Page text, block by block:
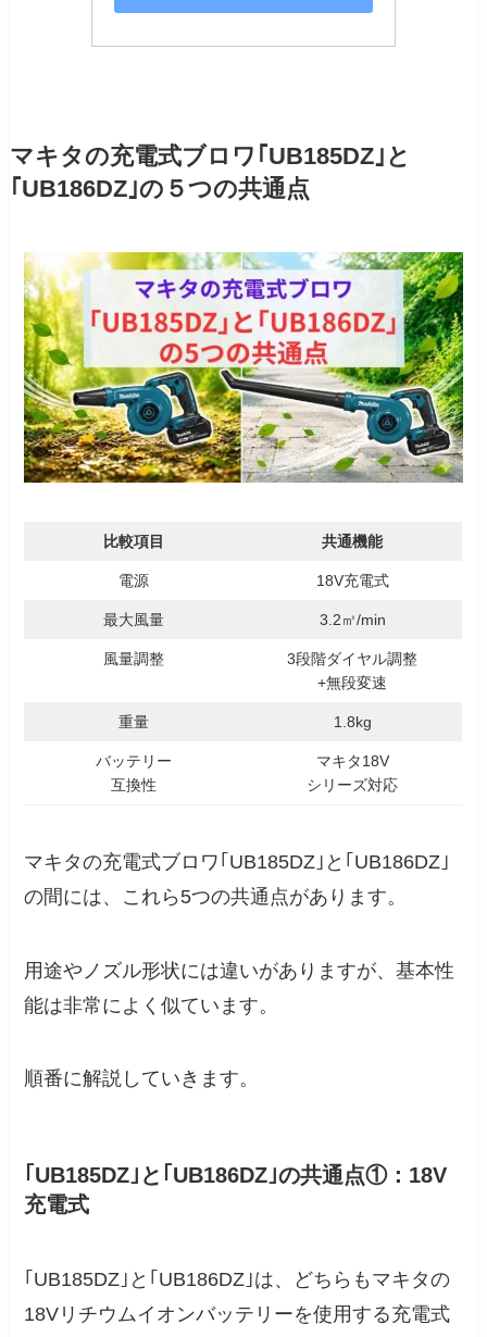
マキタの充電式ブロワ｢UB185DZ｣と
｢UB186DZ｣の５つの共通点
比較項目 共通機能
電源 18V充電式
最大風量 3.2㎥/min
風量調整
3段階ダイヤル調整
+無段変速
重量 1.8kg
バッテリー
互換性
マキタ18V
シリーズ対応
マキタの充電式ブロワ｢UB185DZ｣と｢UB186DZ｣
の間には、これら5つの共通点があります。
用途やノズル形状には違いがありますが、基本性
能は非常によく似ています。
順番に解説していきます。
｢UB185DZ｣と｢UB186DZ｣の共通点①：18V
充電式
｢UB185DZ｣と｢UB186DZ｣は、どちらもマキタの
18Vリチウムイオンバッテリーを使用する充電式